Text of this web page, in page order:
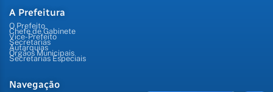
A Prefeitura
O Prefeito
Chefe de Gabinete
Vice-Prefeito
Secretarias
Autarquias
Órgãos Municipais
Secretarias Especiais
Navegação